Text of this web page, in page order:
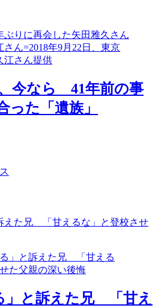
今なら 41年前の事
った「遺族」
えた兄 「甘えるな」と登校させ
」と訴えた兄 「甘え